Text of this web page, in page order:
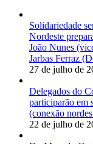
Solidariedade
Nordeste
João Nunes
Jarbas Ferraz
27 de julho de
Delegados do
participarão em
(conexão
22 de julho de